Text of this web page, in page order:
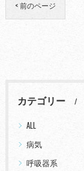
< 前のページ
カテゴリー
ALL
病気
呼吸器系